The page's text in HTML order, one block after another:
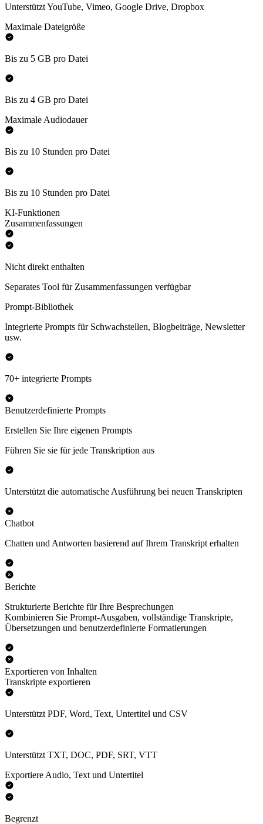
Unterstützt YouTube, Vimeo, Google Drive, Dropbox
Maximale Dateigröße
Bis zu 5 GB pro Datei
Bis zu 4 GB pro Datei
Maximale Audiodauer
Bis zu 10 Stunden pro Datei
Bis zu 10 Stunden pro Datei
KI-Funktionen
Zusammenfassungen
Nicht direkt enthalten
Separates Tool für Zusammenfassungen verfügbar
Prompt-Bibliothek
Integrierte Prompts für Schwachstellen, Blogbeiträge, Newsletter
usw.
70+ integrierte Prompts
Benutzerdefinierte Prompts
Erstellen Sie Ihre eigenen Prompts
Führen Sie sie für jede Transkription aus
Unterstützt die automatische Ausführung bei neuen Transkripten
Chatbot
Chatten und Antworten basierend auf Ihrem Transkript erhalten
Berichte
Strukturierte Berichte für Ihre Besprechungen
Kombinieren Sie Prompt-Ausgaben, vollständige Transkripte,
Übersetzungen und benutzerdefinierte Formatierungen
Exportieren von Inhalten
Transkripte exportieren
Unterstützt PDF, Word, Text, Untertitel und CSV
Unterstützt TXT, DOC, PDF, SRT, VTT
Exportiere Audio, Text und Untertitel
Begrenzt